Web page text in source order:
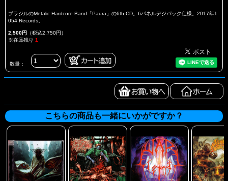
ブラジルのMetalic Hardcore Band「Paura」の6th CD。6パネルデジパック仕様。2017年1
054 Records。
2,500円 （税込2,750円）
※在庫残り 1
数量：
こちらの商品も一緒にいかがですか？